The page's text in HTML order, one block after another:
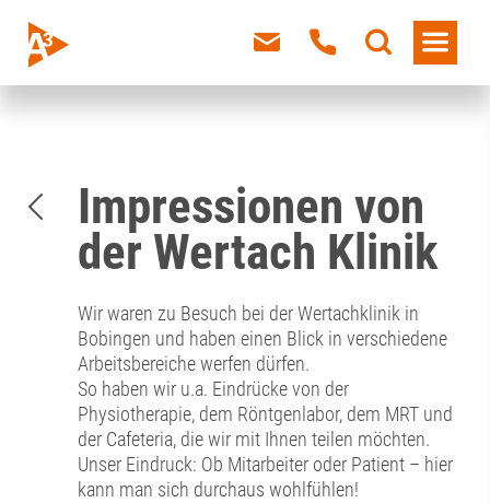
Impressionen von
der Wertach Klinik
Wir waren zu Besuch bei der Wertachklinik in
Bobingen und haben einen Blick in verschiedene
Arbeitsbereiche werfen dürfen.
So haben wir u.a. Eindrücke von der
Physiotherapie, dem Röntgenlabor, dem MRT und
der Cafeteria, die wir mit Ihnen teilen möchten.
Unser Eindruck: Ob Mitarbeiter oder Patient – hier
kann man sich durchaus wohlfühlen!